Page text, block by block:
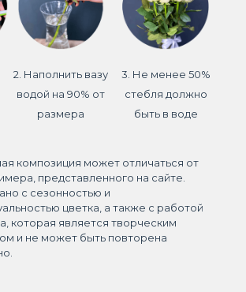
2. Наполнить вазу
водой на 90% от
размера
3. Не менее 50%
стебля должно
быть в воде
композиция может отличаться от
представленного на сайте.
с сезонностью и
цветка, а также с работой
которая является творческим
и не может быть повторена